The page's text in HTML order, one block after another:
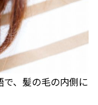
、髪の毛の内側に